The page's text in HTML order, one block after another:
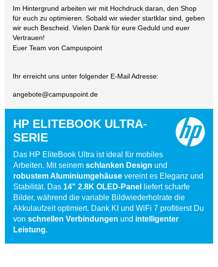
Im Hintergrund arbeiten wir mit Hochdruck daran, den Shop
für euch zu optimieren. Sobald wir wieder startklar sind, geben
wir euch Bescheid. Vielen Dank für eure Geduld und euer
Vertrauen!
Euer Team von Campuspoint
Ihr erreicht uns unter folgender E-Mail Adresse:
angebote@campuspoint.de
HP ELITEBOOK ULTRA-
SERIE
Das HP EliteBook Ultra ist ideal für mobiles
Arbeiten. Mit seinemschlanken Design und
robustem Aluminiumgehäuse vereint es Eleganz und
Stabilität. Das 14" 2.8K OLED-Panel
liefert scharfe
Bilder, während die variable Bildwiederholrate die
Akkulaufzeit optimiert. Dank KI und WiFi 7 profitierst Du
vonschnellen Verbindungen und intelligenter
Leistung.